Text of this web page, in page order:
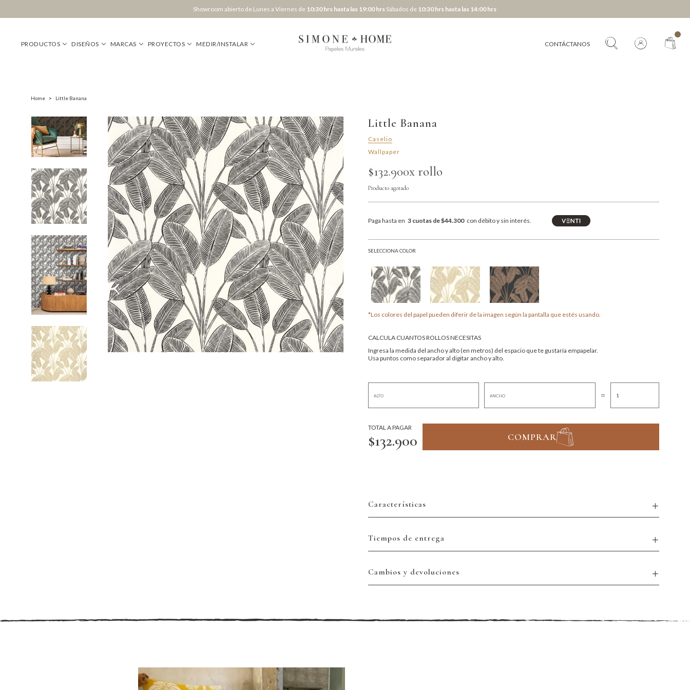
Showroom abierto de Lunes a Viernes de 10:30 hrs hasta las 19:00 hrs Sábados de 10:30 hrs hasta las 14:00 hrs
PRODUCTOS DISEÑOS MARCAS PROYECTOS MEDIR/INSTALAR CONTÁCTANOS
Home > Little Banana
Little Banana
Caselio
Wallpaper
$132.900x rollo
Producto agotado
Paga hasta en 3 cuotas de $44.300 con débito y sin interés.
SELECCIONA COLOR
*Los colores del papel pueden diferir de la imagen según la pantalla que estés usando.
CALCULA CUANTOS ROLLOS NECESITAS
Ingresa la medida del ancho y alto (en metros) del espacio que te gustaría empapelar.
Usa puntos como separador al digitar ancho y alto.
=
TOTAL A PAGAR
$132.900 COMPRAR
Características
Tiempos de entrega
Cambios y devoluciones